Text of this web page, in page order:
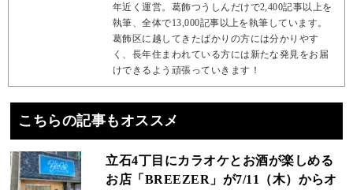
年近く運営。葛飾つうしんだけで2,400記事以上を
執筆、全体で13,000記事以上を執筆しています。
葛飾区に越してきたばかりの方には分かりやす
く、長年住まわれている方には新たな発見をお届
けできるよう頑張っていきます！
こちらの記事もオススメ
立石4丁目にカラオケとお酒が楽しめる
お店「BREEZER」が7/11（木）からオ